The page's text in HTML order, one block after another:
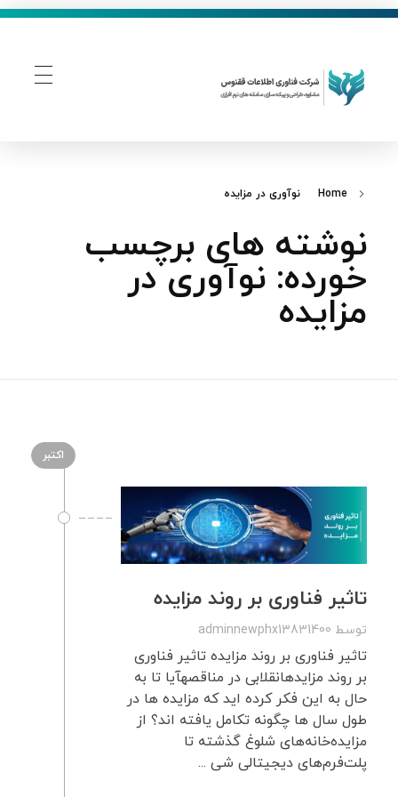
Home نوآوری در مزایده
نوشته های برچسب
خورده: نوآوری در
مزایده
اکتبر
تاثیر فناوری بر روند مزایده
توسط adminnewphx13831400
تاثیر فناوری بر روند مزایده تاثیر فناوری
بر روند مزایدهانقلابی در مناقصهآیا تا به
حال به این فکر کرده اید که مزایده ها در
طول سال ها چگونه تکامل یافته اند؟ از
مزایده‌خانه‌های شلوغ گذشته تا
پلت‌فرم‌های دیجیتالی شی ...